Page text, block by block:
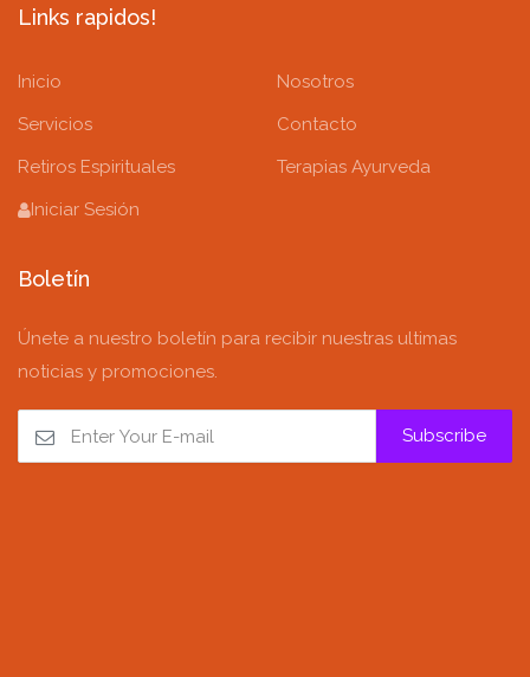
Links rapidos!
Inicio
Nosotros
Servicios
Contacto
Retiros Espirituales
Terapias Ayurveda
Iniciar Sesión
Boletín
Únete a nuestro boletín para recibir nuestras ultimas
noticias y promociones.